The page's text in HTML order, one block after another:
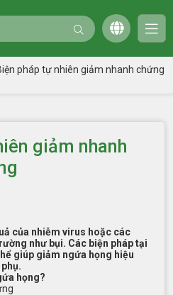
pháp tự nhiên giảm nhanh chứng
giảm nhanh
của nhiễm virus hoặc các
như bụi. Các biện pháp tại
giúp giảm ngứa họng hiệu
họng?